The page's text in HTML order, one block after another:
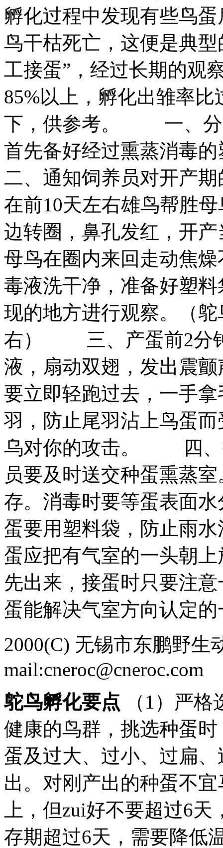
孵化过程中发现有些鸟
鸟干枯死亡，这便是典
工接蛋”，经过长期的观
85%以上，孵化出雏率
下，供参考。 一、分
首先备好经过熏蒸消
二、通知饲养员对开产
在前10天左右雄鸟帮胜
边转圈，鼻孔发红，开
母鸟在圈内来回走动焦
毒液洗干净，准备好塑
现的地方进行观察。（
右） 三、产蛋前2分钟
液，扇动双翅，发出震
要立即轻跑过去，一手
羽，防止尾羽沾上鸟蛋
乌对你的攻击。 四、
员要及时送交种蛋熏蒸
存。消毒时要等蛋表面
蛋要用塑料袋，防止
蛋应把有气室的一头朝
先出来，接蛋时只要注
蛋能解决气室方向认定
2000(C) 无锡市东鹏野生
mail:cneroc@cneroc.com
鸵鸟孵化要点 （1）严
健康的鸟群，挑选种蛋
蛋及过大、过小、过扁
出。对刚产出的种蛋不
上，但zui好不要超过6
存期超过6天，需要降低